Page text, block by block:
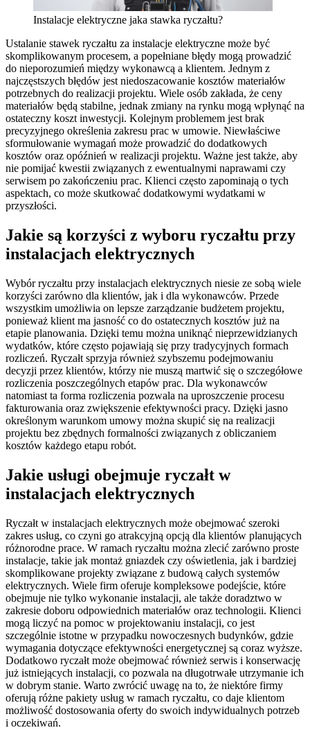
Instalacje elektryczne jaka stawka ryczałtu?
Ustalanie stawek ryczałtu za instalacje elektryczne może być
skomplikowanym procesem, a popełniane błędy mogą prowadzić
do nieporozumień między wykonawcą a klientem. Jednym z
najczęstszych błędów jest niedoszacowanie kosztów materiałów
potrzebnych do realizacji projektu. Wiele osób zakłada, że ceny
materiałów będą stabilne, jednak zmiany na rynku mogą wpłynąć na
ostateczny koszt inwestycji. Kolejnym problemem jest brak
precyzyjnego określenia zakresu prac w umowie. Niewłaściwe
sformułowanie wymagań może prowadzić do dodatkowych
kosztów oraz opóźnień w realizacji projektu. Ważne jest także, aby
nie pomijać kwestii związanych z ewentualnymi naprawami czy
serwisem po zakończeniu prac. Klienci często zapominają o tych
aspektach, co może skutkować dodatkowymi wydatkami w
przyszłości.
Jakie są korzyści z wyboru ryczałtu przy
instalacjach elektrycznych
Wybór ryczałtu przy instalacjach elektrycznych niesie ze sobą wiele
korzyści zarówno dla klientów, jak i dla wykonawców. Przede
wszystkim umożliwia on lepsze zarządzanie budżetem projektu,
ponieważ klient ma jasność co do ostatecznych kosztów już na
etapie planowania. Dzięki temu można uniknąć nieprzewidzianych
wydatków, które często pojawiają się przy tradycyjnych formach
rozliczeń. Ryczałt sprzyja również szybszemu podejmowaniu
decyzji przez klientów, którzy nie muszą martwić się o szczegółowe
rozliczenia poszczególnych etapów prac. Dla wykonawców
natomiast ta forma rozliczenia pozwala na uproszczenie procesu
fakturowania oraz zwiększenie efektywności pracy. Dzięki jasno
określonym warunkom umowy można skupić się na realizacji
projektu bez zbędnych formalności związanych z obliczaniem
kosztów każdego etapu robót.
Jakie usługi obejmuje ryczałt w
instalacjach elektrycznych
Ryczałt w instalacjach elektrycznych może obejmować szeroki
zakres usług, co czyni go atrakcyjną opcją dla klientów planujących
różnorodne prace. W ramach ryczałtu można zlecić zarówno proste
instalacje, takie jak montaż gniazdek czy oświetlenia, jak i bardziej
skomplikowane projekty związane z budową całych systemów
elektrycznych. Wiele firm oferuje kompleksowe podejście, które
obejmuje nie tylko wykonanie instalacji, ale także doradztwo w
zakresie doboru odpowiednich materiałów oraz technologii. Klienci
mogą liczyć na pomoc w projektowaniu instalacji, co jest
szczególnie istotne w przypadku nowoczesnych budynków, gdzie
wymagania dotyczące efektywności energetycznej są coraz wyższe.
Dodatkowo ryczałt może obejmować również serwis i konserwację
już istniejących instalacji, co pozwala na długotrwałe utrzymanie ich
w dobrym stanie. Warto zwrócić uwagę na to, że niektóre firmy
oferują różne pakiety usług w ramach ryczałtu, co daje klientom
możliwość dostosowania oferty do swoich indywidualnych potrzeb
i oczekiwań.